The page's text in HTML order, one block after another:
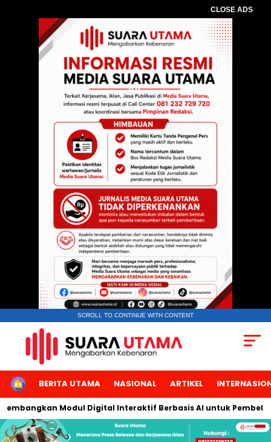
CLOSE ADS
SCROLL TO CONTINUE WITH CONTENT
HOMEBERITA UTAMA NASIONAL ARTIKEL
Modul Digital Interaktif Berbasis AI untuk